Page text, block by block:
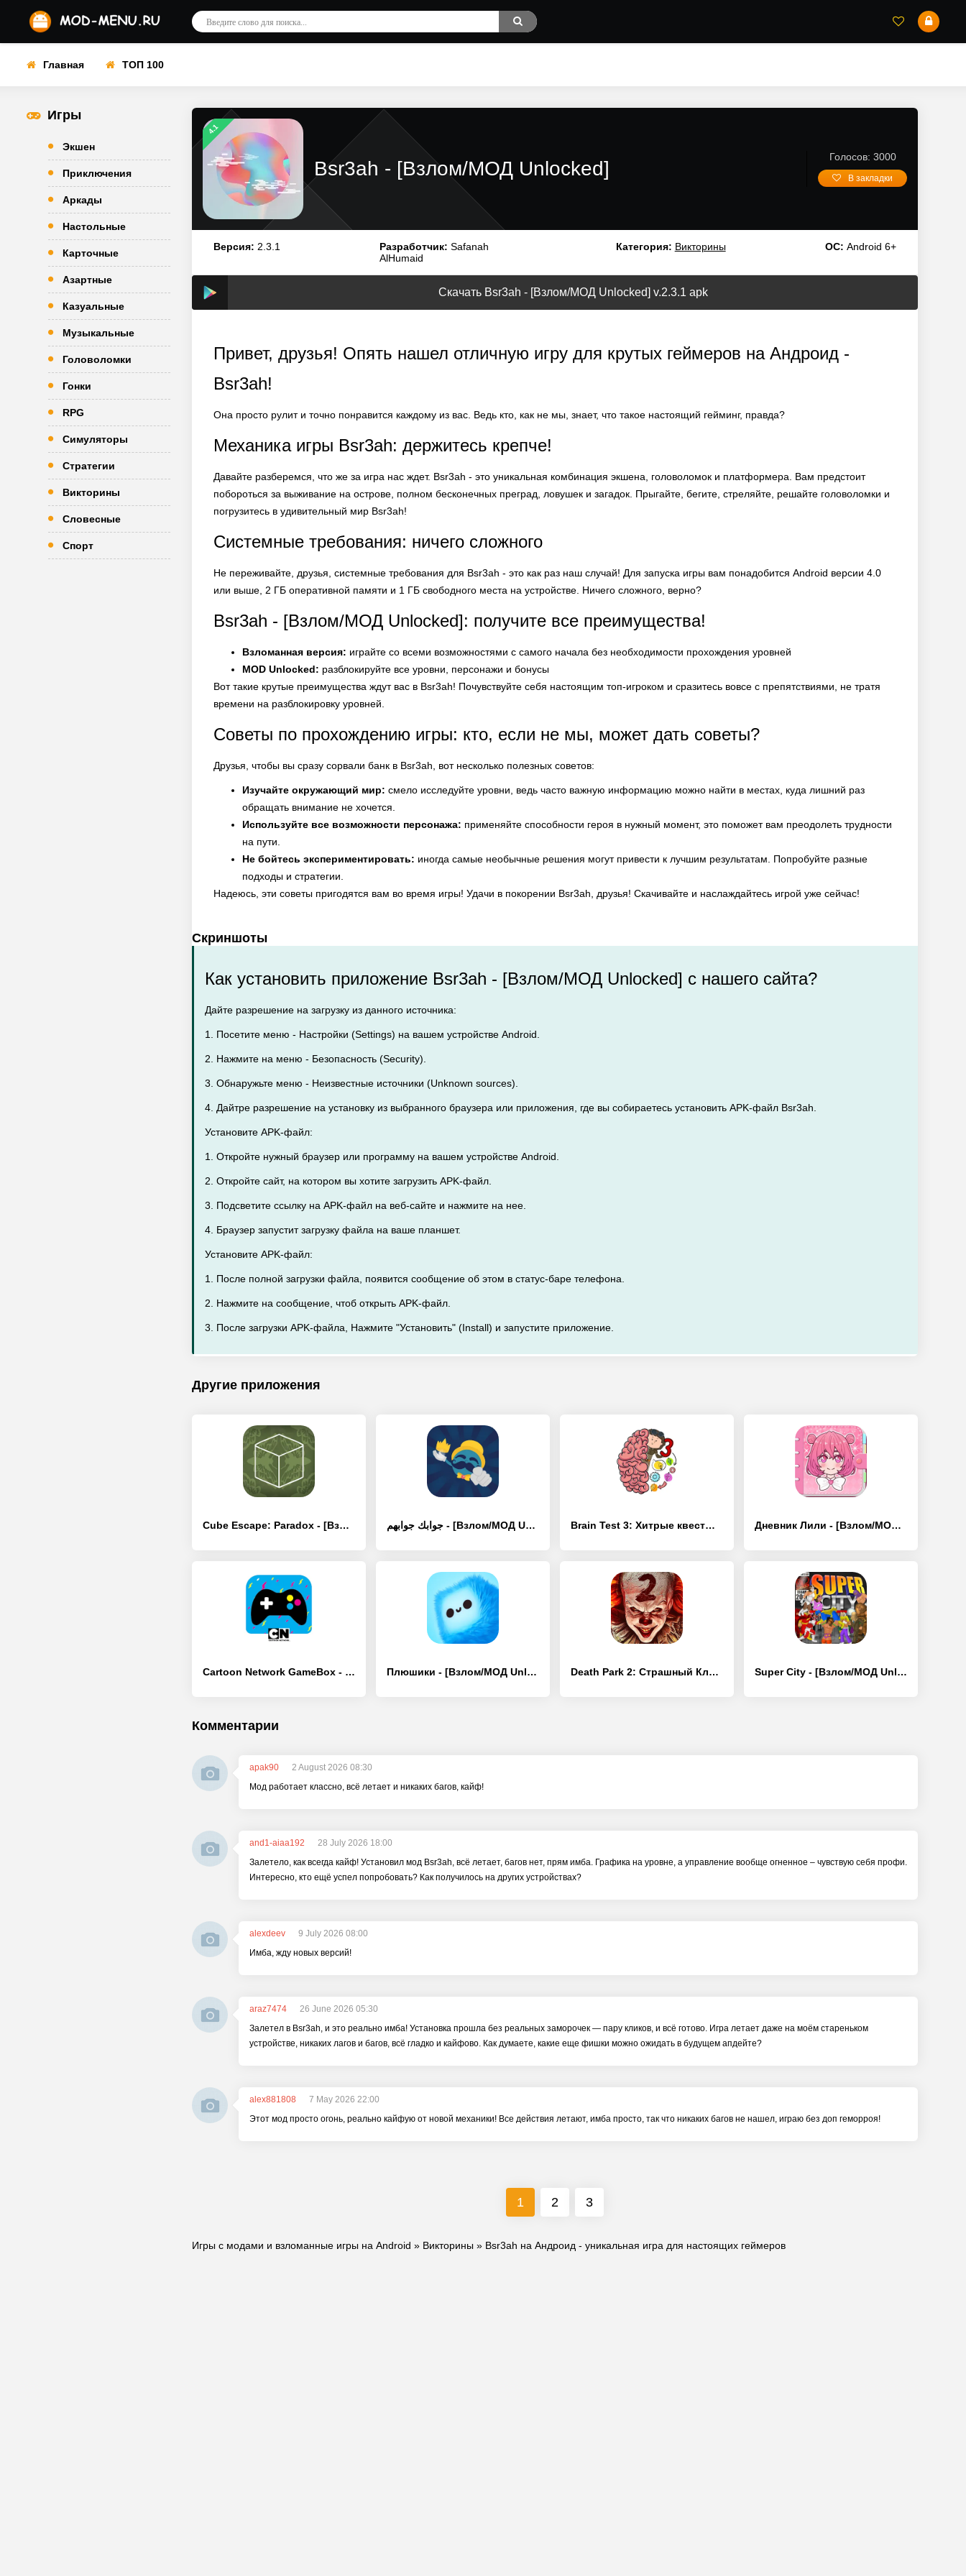
Главная ТОП 100
Игры
Экшен
Приключения
Аркады
Настольные
Карточные
Азартные
Казуальные
Музыкальные
Головоломки
Гонки
RPG
Симуляторы
Стратегии
Викторины
Словесные
Спорт
4.1
Bsr3ah - [Взлом/МОД Unlocked]
Голосов: 3000
В закладки
Версия: 2.3.1 Разработчик: Safanah
AlHumaid
Категория: Викторины ОС: Android 6+
Скачать Bsr3ah - [Взлом/МОД Unlocked] v.2.3.1 apk
Привет, друзья! Опять нашел отличную игру для крутых геймеров на Андроид -
Bsr3ah!
Она просто рулит и точно понравится каждому из вас. Ведь кто, как не мы, знает, что такое настоящий гейминг, правда?
Механика игры Bsr3ah: держитесь крепче!
Давайте разберемся, что же за игра нас ждет. Bsr3ah - это уникальная комбинация экшена, головоломок и платформера. Вам предстоит
побороться за выживание на острове, полном бесконечных преград, ловушек и загадок. Прыгайте, бегите, стреляйте, решайте головоломки и
погрузитесь в удивительный мир Bsr3ah!
Системные требования: ничего сложного
Не переживайте, друзья, системные требования для Bsr3ah - это как раз наш случай! Для запуска игры вам понадобится Android версии 4.0
или выше, 2 ГБ оперативной памяти и 1 ГБ свободного места на устройстве. Ничего сложного, верно?
Bsr3ah - [Взлом/МОД Unlocked]: получите все преимущества!
Взломанная версия: играйте со всеми возможностями с самого начала без необходимости прохождения уровней
MOD Unlocked: разблокируйте все уровни, персонажи и бонусы
Вот такие крутые преимущества ждут вас в Bsr3ah! Почувствуйте себя настоящим топ-игроком и сразитесь вовсе с препятствиями, не тратя
времени на разблокировку уровней.
Советы по прохождению игры: кто, если не мы, может дать советы?
Друзья, чтобы вы сразу сорвали банк в Bsr3ah, вот несколько полезных советов:
Изучайте окружающий мир: смело исследуйте уровни, ведь часто важную информацию можно найти в местах, куда лишний раз
обращать внимание не хочется.
Используйте все возможности персонажа: применяйте способности героя в нужный момент, это поможет вам преодолеть трудности
на пути.
Не бойтесь экспериментировать: иногда самые необычные решения могут привести к лучшим результатам. Попробуйте разные
подходы и стратегии.
Надеюсь, эти советы пригодятся вам во время игры! Удачи в покорении Bsr3ah, друзья! Скачивайте и наслаждайтесь игрой уже сейчас!
Скриншоты
Как установить приложение Bsr3ah - [Взлом/МОД Unlocked] с нашего сайта?
Дайте разрешение на загрузку из данного источника:
1. Посетите меню - Настройки (Settings) на вашем устройстве Android.
2. Нажмите на меню - Безопасность (Security).
3. Обнаружьте меню - Неизвестные источники (Unknown sources).
4. Дайтре разрешение на установку из выбранного браузера или приложения, где вы собираетесь установить APK-файл Bsr3ah.
Установите APK-файл:
1. Откройте нужный браузер или программу на вашем устройстве Android.
2. Откройте сайт, на котором вы хотите загрузить APK-файл.
3. Подсветите ссылку на APK-файл на веб-сайте и нажмите на нее.
4. Браузер запустит загрузку файла на ваше планшет.
Установите APK-файл:
1. После полной загрузки файла, появится сообщение об этом в статус-баре телефона.
2. Нажмите на сообщение, чтоб открыть APK-файл.
3. После загрузки APK-файла, Нажмите "Установить" (Install) и запустите приложение.
Другие приложения
Cube Escape: Paradox - [Взлом/МОД Unlocked] جوابك جوابهم - [Взлом/МОД Unlocked] Brain Test 3: Xитрые квесты - [Взлом/МОД Unlocked] Дневник Лили - [Взлом/МОД Unlocked]
Cartoon Network GameBox - [Взлом/МОД Unlocked] Плюшики - [Взлом/МОД Unlocked] Death Park 2: Страшный Клоун - [Взлом/МОД Unlocked] Super City - [Взлом/МОД Unlocked]
Комментарии
apak90
2 August 2026 08:30
Мод работает классно, всё летает и никаких багов, кайф!
and1-aiaa192
28 July 2026 18:00
Залетело, как всегда кайф! Установил мод Bsr3ah, всё летает, багов нет, прям имба. Графика на уровне, а управление вообще огненное – чувствую себя профи.
Интересно, кто ещё успел попробовать? Как получилось на других устройствах?
alexdeev
9 July 2026 08:00
Имба, жду новых версий!
araz7474
26 June 2026 05:30
Залетел в Bsr3ah, и это реально имба! Установка прошла без реальных заморочек — пару кликов, и всё готово. Игра летает даже на моём стареньком
устройстве, никаких лагов и багов, всё гладко и кайфово. Как думаете, какие еще фишки можно ожидать в будущем апдейте?
alex881808
7 May 2026 22:00
Этот мод просто огонь, реально кайфую от новой механики! Все действия летают, имба просто, так что никаких багов не нашел, играю без доп геморроя!
1 2 3
Игры с модами и взломанные игры на Android » Викторины » Bsr3ah на Андроид - уникальная игра для настоящих геймеров